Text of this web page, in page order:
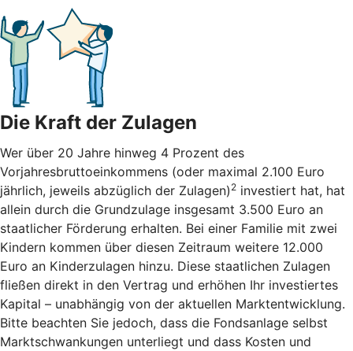
Die Kraft der Zulagen
Wer über 20 Jahre hinweg 4 Prozent des
Vorjahresbruttoeinkommens (oder maximal 2.100 Euro
jährlich, jeweils abzüglich der Zulagen) 2 investiert hat, hat
allein durch die Grundzulage insgesamt 3.500 Euro an
staatlicher Förderung erhalten. Bei einer Familie mit zwei
Kindern kommen über diesen Zeitraum weitere 12.000
Euro an Kinderzulagen hinzu. Diese staatlichen Zulagen
fließen direkt in den Vertrag und erhöhen Ihr investiertes
Kapital – unabhängig von der aktuellen Marktentwicklung.
Bitte beachten Sie jedoch, dass die Fondsanlage selbst
Marktschwankungen unterliegt und dass Kosten und